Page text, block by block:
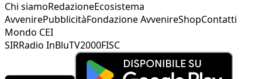
Chi siamoRedazioneEcosistema
AvvenirePubblicitàFondazione AvvenireShopContatti
Mondo CEI
SIRRadio InBluTV2000FISC